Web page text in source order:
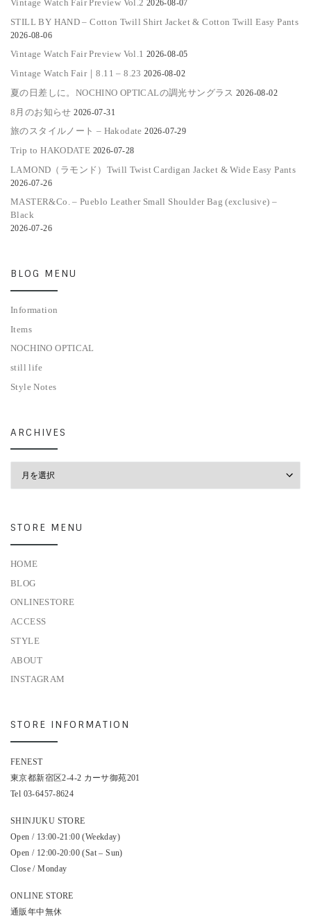
Vintage Watch Fair Preview Vol.2 2026-08-07
STILL BY HAND – Cotton Twill Shirt Jacket & Cotton Twill Easy Pants
2026-08-06
Vintage Watch Fair Preview Vol.1 2026-08-05
Vintage Watch Fair｜8.11 – 8.23 2026-08-02
夏の日差しに。NOCHINO OPTICALの調光サングラス 2026-08-02
8月のお知らせ 2026-07-31
旅のスタイルノート – Hakodate 2026-07-29
Trip to HAKODATE 2026-07-28
LAMOND（ラモンド）Twill Twist Cardigan Jacket & Wide Easy Pants
2026-07-26
MASTER&Co. – Pueblo Leather Small Shoulder Bag (exclusive) –
Black
2026-07-26
BLOG MENU
Information
Items
NOCHINO OPTICAL
still life
Style Notes
ARCHIVES
STORE MENU
HOME
BLOG
ONLINESTORE
ACCESS
STYLE
ABOUT
INSTAGRAM
STORE INFORMATION
FENEST
東京都新宿区2-4-2 カーサ御苑201
Tel 03-6457-8624
SHINJUKU STORE
Open / 13:00-21:00 (Weekday)
Open / 12:00-20:00 (Sat – Sun)
Close / Monday
ONLINE STORE
通販年中無休